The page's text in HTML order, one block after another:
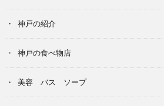
神戸の紹介
神戸の食べ物店
美容 バス ソープ